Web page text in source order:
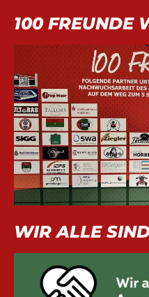
100 FREUNDE
WIR ALLE